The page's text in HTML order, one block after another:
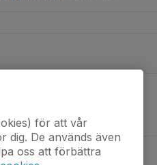
för att vår
dig. De används även
oss att förbättra